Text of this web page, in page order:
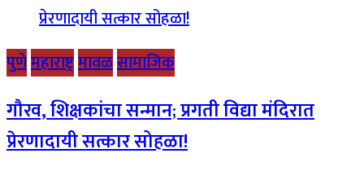
पुणेमहाराष्ट्रमावळसामाजिक
गौरव, शिक्षकांचा सन्मान; प्रगती विद्या मंदिरात
प्रेरणादायी सत्कार सोहळा!